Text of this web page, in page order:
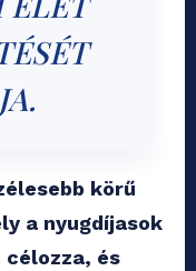
körű
a nyugdíjasok
és